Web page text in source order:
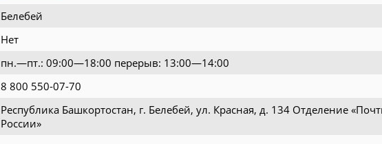
Белебей
Нет
пн.—пт.: 09:00—18:00 перерыв: 13:00—14:00
8 800 550-07-70
Республика Башкортостан, г. Белебей, ул. Красная, д. 134 Отделение
России»